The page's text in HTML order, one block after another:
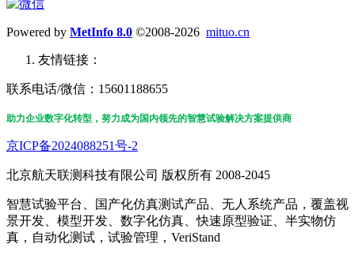
Powered by MetInfo 8.0 ©2008-2026 mituo.cn
友情链接：
联系电话/微信：15601188655
助力企业数字化转型，努力成为国内领先的智慧试验解决方案提供商
京ICP备2024088251号-2
北京航天联测科技有限公司 版权所有 2008-2045
智慧试验平台、国产化仿真测试产品、无人系统产品，覆盖视
景开发、模型开发、数字化仿真、快速原型验证、半实物仿
真，自动化测试，试验管理，VeriStand